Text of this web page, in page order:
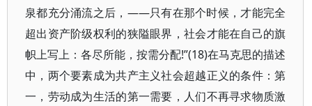
泉都充分涌流之后，——只有在那个时候，才能完全
超出资产阶级权利的狭隘眼界，社会才能在自己的旗
帜上写上：各尽所能，按需分配!”(18)在马克思的描述
中，两个要素成为共产主义社会超越正义的条件：第
一，劳动成为生活的第一需要，人们不再寻求物质激